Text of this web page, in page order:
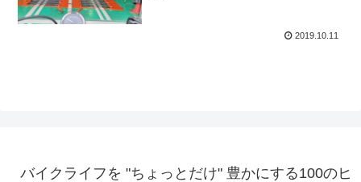
2019.10.11
バイクライフを "ちょっとだけ" 豊かにする100のヒ